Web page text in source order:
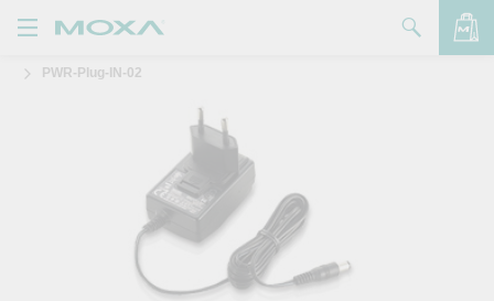
品 PWR-Plug-IN-02